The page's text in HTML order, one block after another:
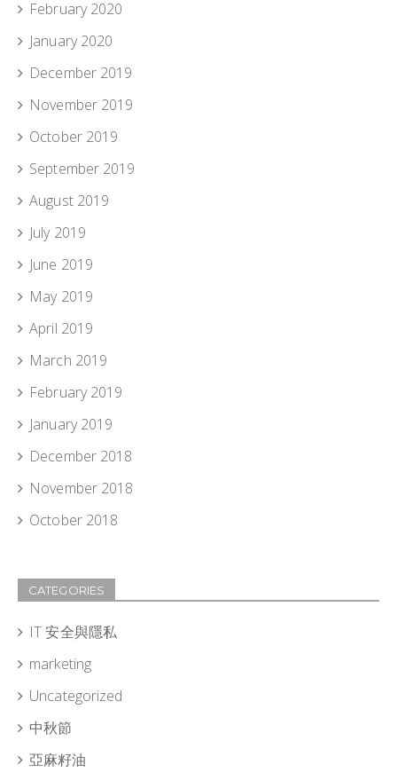
February 2020
January 2020
December 2019
November 2019
October 2019
September 2019
August 2019
July 2019
June 2019
May 2019
April 2019
March 2019
February 2019
January 2019
December 2018
November 2018
October 2018
CATEGORIES
IT 安全與隱私
marketing
Uncategorized
中秋節
亞麻籽油